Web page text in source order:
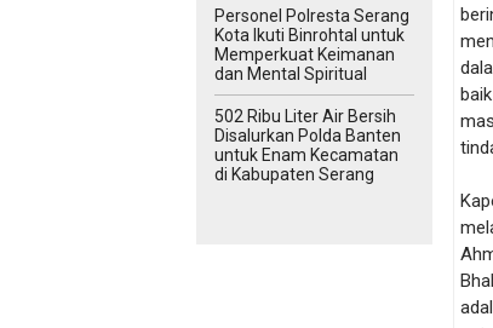
Personel Polresta Serang
Kota Ikuti Binrohtal untuk
Memperkuat Keimanan
dan Mental Spiritual
502 Ribu Liter Air Bersih
Disalurkan Polda Banten
untuk Enam Kecamatan
di Kabupaten Serang